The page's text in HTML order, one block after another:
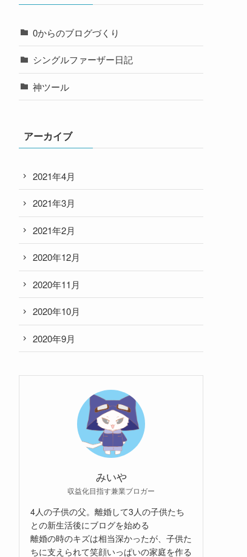
0からのブログづくり
シングルファーザー日記
神ツール
アーカイブ
2021年4月
2021年3月
2021年2月
2020年12月
2020年11月
2020年10月
2020年9月
みいや
収益化目指す兼業ブロガー
4人の子供の父。離婚して3人の子供たち
との新生活後にブログを始める
離婚の時のキズは相当深かったが、子供た
ちに支えられて笑顔いっぱいの家庭を作る